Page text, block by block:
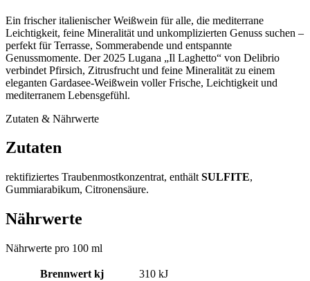
Ein frischer italienischer Weißwein für alle, die mediterrane
Leichtigkeit, feine Mineralität und unkomplizierten Genuss suchen –
perfekt für Terrasse, Sommerabende und entspannte
Genussmomente. Der 2025 Lugana „Il Laghetto“ von Delibrio
verbindet Pfirsich, Zitrusfrucht und feine Mineralität zu einem
eleganten Gardasee-Weißwein voller Frische, Leichtigkeit und
mediterranem Lebensgefühl.
Zutaten & Nährwerte
Zutaten
rektifiziertes Traubenmostkonzentrat, enthält SULFITE,
Gummiarabikum, Citronensäure.
Nährwerte
Nährwerte pro 100 ml
Brennwert kj 310 kJ